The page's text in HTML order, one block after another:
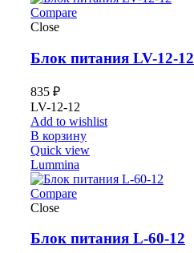
Compare
Close
Блок питания LV-12-12
835 ₽
LV-12-12
Add to wishlist
В корзину
Quick view
Lummina
Compare
Close
Блок питания L-60-12